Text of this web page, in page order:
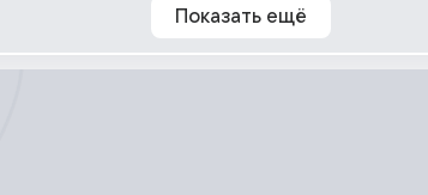
Показать ещё